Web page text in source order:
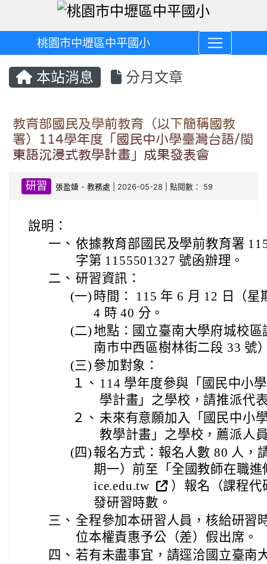
桃園市中壢區中平國小
本站消息 分月文章
教育部國民及學前教育（以下簡稱國教
署）114學年度「國民中小學臺灣台語/閩
東語沉浸式教學計畫」成果發表會
研習 張盈婕 -教務處 | 2026-05-28 | 點閱數： 59
說明：
一、 依據教育部國民及學前教育署
字第 1155501327 號函辦理。
二、 研習資訊：
(一) 時間： 115 年 6 月 12 日（
4 時 40 分。
(二)地點：國立臺南大學府城校
南市中西區樹林街二段 33 號
(三) 參加對象：
１、 114 學年度參與「國民中小
學計畫」之學校，請推派代
２、 未來有意願加入「國民中小
教學計畫」之學校，薦派人
(四) 報名方式：報名人數 80 人，
期一）前至「全國教師在職
ice.edu.tw
）報名（課程代
發研習時數。
三、 全程參加本研習人員，核給研習
位本權責惠予公（差）假出席。
四、 若有未盡事宜，請逕洽國立臺南